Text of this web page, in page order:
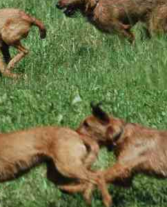
01.01.20179 Wochen und alt
einem weinenden Auge erleben ...
Das Highlight der Woche war
vorsorglich mal ein bisschen
dann versuchen, das Sprechzimmer
Darin sind sie mittlerweile
Garten doch viel schöner, ihre
geschleppt, stolz wie die Spanier
Die Wurfkiste ist mittlerweile
immer darin zu finden, sei es auch
Die Knallerei haben sie gut mit uns,
Bilder aus der neunten Woche